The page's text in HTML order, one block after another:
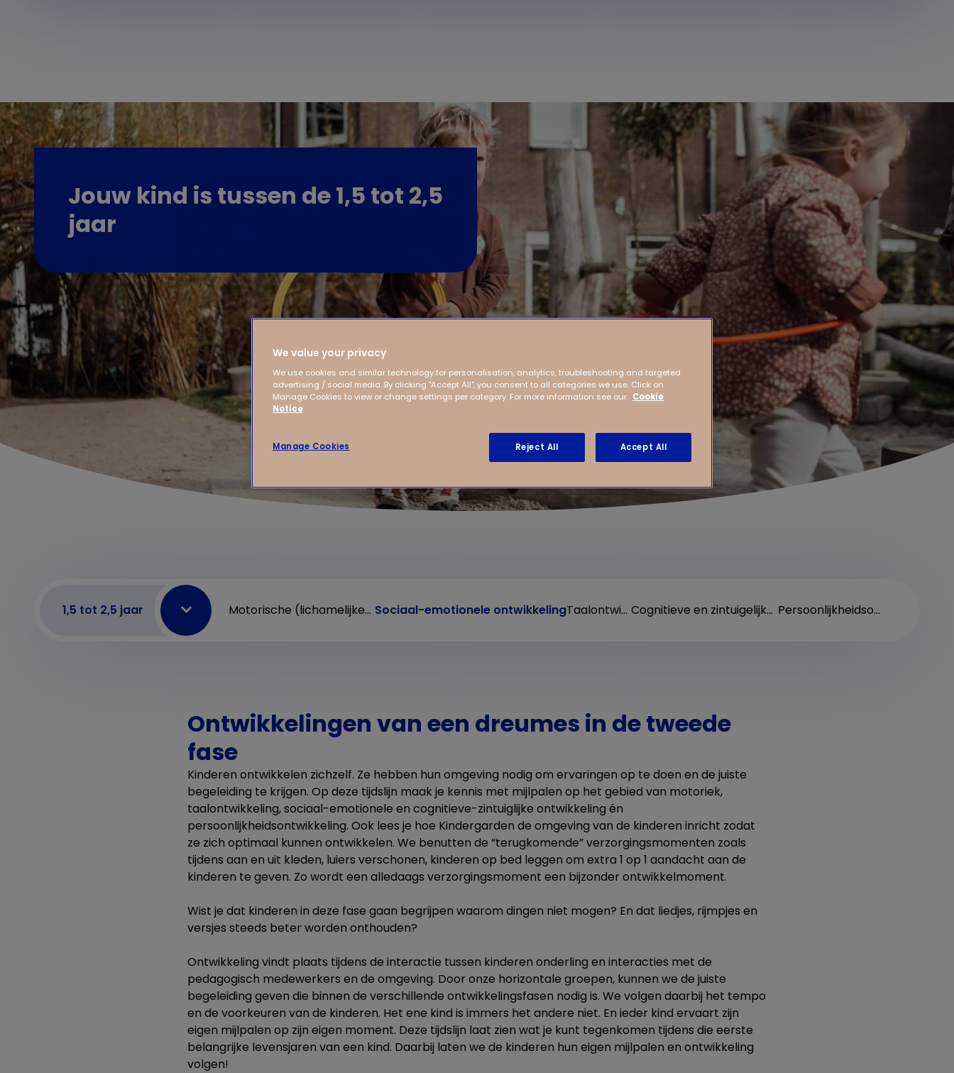
Jouw kind is tussen de1,5 tot 2,5
jaar
1,5 tot 2,5 jaar Motorische (lichamelijke) ontwikkeling Sociaal-emotionele ontwikkeling Taalontwikkeling Cognitieve en zintuigelijke ontwikkeling Persoonlijkheidsontwikkeling
Ontwikkelingen van een dreumes in de tweede
fase
Kinderen ontwikkelen zichzelf. Ze hebben hun omgeving nodig om ervaringen op te doen en de juiste
begeleiding te krijgen. Op deze tijdslijn maak je kennis met mijlpalen op het gebied van motoriek,
taalontwikkeling, sociaal-emotionele en cognitieve-zintuiglijke ontwikkeling én
persoonlijkheidsontwikkeling. Ook lees je hoe Kindergarden de omgeving van de kinderen inricht zodat
ze zich optimaal kunnen ontwikkelen. We benutten de “terugkomende” verzorgingsmomenten zoals
tijdens aan en uit kleden, luiers verschonen, kinderen op bed leggen om extra 1 op 1 aandacht aan de
kinderen te geven. Zo wordt een alledaags verzorgingsmoment een bijzonder ontwikkelmoment.
Wist je dat kinderen in deze fase gaan begrijpen waarom dingen niet mogen? En dat liedjes, rijmpjes en
versjes steeds beter worden onthouden?
Ontwikkeling vindt plaats tijdens de interactie tussen kinderen onderling en interacties met de
pedagogisch medewerkers en de omgeving. Door onze horizontale groepen, kunnen we de juiste
begeleiding geven die binnen de verschillende ontwikkelingsfasen nodig is. We volgen daarbij het tempo
en de voorkeuren van de kinderen. Het ene kind is immers het andere niet. En ieder kind ervaart zijn
eigen mijlpalen op zijn eigen moment. Deze tijdslijn laat zien wat je kunt tegenkomen tijdens die eerste
belangrijke levensjaren van een kind. Daarbij laten we de kinderen hun eigen mijlpalen en ontwikkeling
volgen!
We value your privacy
We use cookies and similar technology for personalisation, analytics, troubleshooting and targeted
advertising / social media. By clicking "Accept All", you consent to all categories we use. Click on
Manage Cookies to view or change settings per category. For more information see our Cookie
Notice
Manage Cookies Reject All Accept All